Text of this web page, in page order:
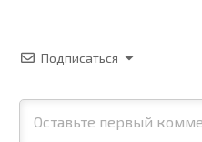
Подписаться